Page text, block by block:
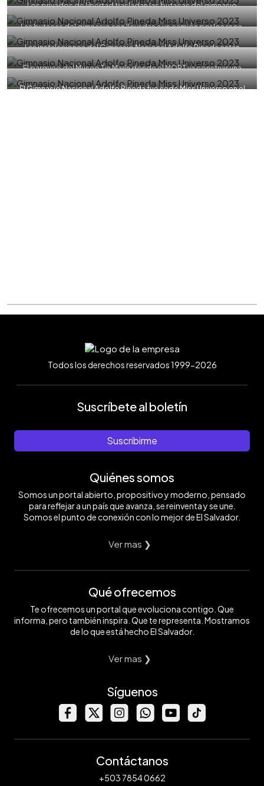
Los privados de libertad trasladan las butacas del gimnasio
nacional Adolfo Pineda a la entrada principal. Foto EDH/ Jorge
Reyes
Las butacas del gimnasio son llevadas a un camión por los reos.
Foto EDH/ Jorge Reyes
Las instalaciones del Gimnasio Nacional Adolfo Pineda están
siendo adecuados para el evento de belleza Miss Universo a
realizarse el 18 de noviembre. Foto EDH/ Jorge Reyes
El parqueo del Museo Tin Marín donde el MOPT va construir una
plaza para las familias salvadoreñas. Foto EDH/ Jorge Reyes
El Gimnasio Nacional Adolfo Pineda fue sede Miss Universo en el
Todos los derechos reservados 1999-2026
Suscríbete al boletín
Suscribirme
Quiénes somos
Somos un portal abierto, propositivo y moderno, pensado
para reflejar a un país que avanza, se reinventa y se une.
Somos el punto de conexión con lo mejor de El Salvador.
Ver mas ❯
Qué ofrecemos
Te ofrecemos un portal que evoluciona contigo. Que
informa, pero también inspira. Que te representa. Mostramos
de lo que está hecho El Salvador.
Ver mas ❯
Síguenos
Contáctanos
+503 7854 0662